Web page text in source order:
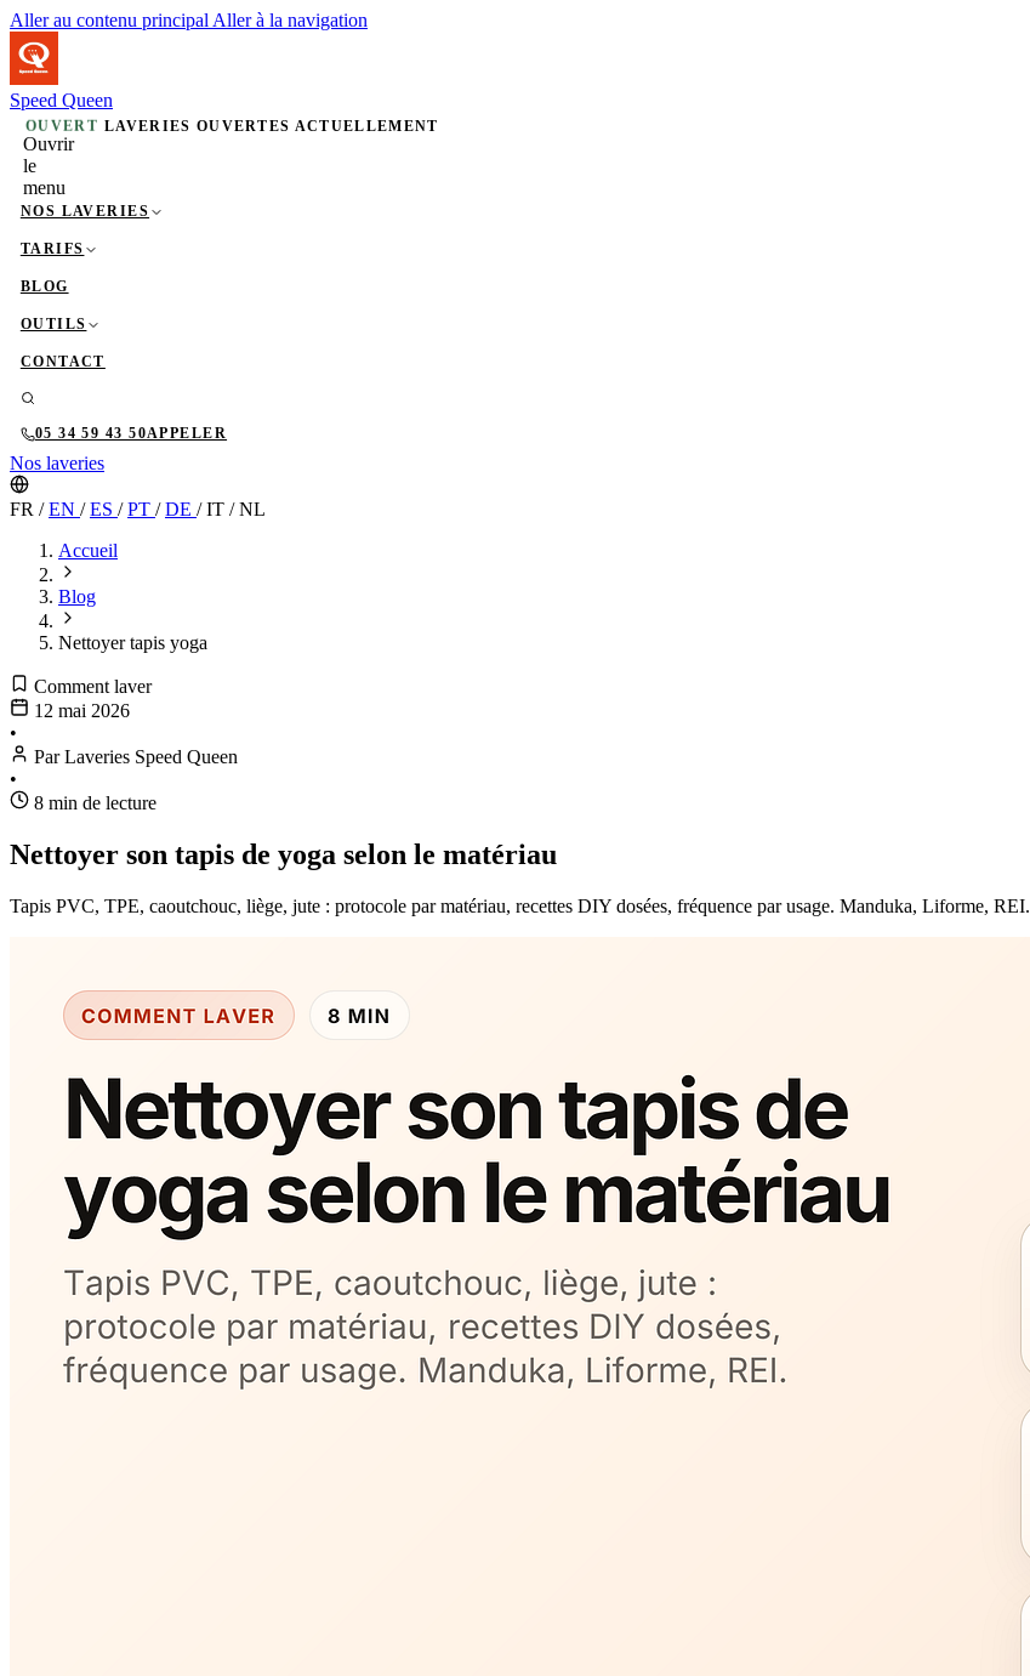
Aller au contenu principal Aller à la navigation
Speed Queen
OUVERT LAVERIES OUVERTES ACTUELLEMENT
Ouvrir
le
menu
NOS LAVERIES
TARIFS
BLOG
OUTILS
CONTACT
05 34 59 43 50APPELER
Nos laveries
FR /EN /ES /PT /DE /IT /NL
Accueil
Blog
Nettoyer tapis yoga
Comment laver
12 mai 2026
•
Par Laveries Speed Queen
•
8 min de lecture
Nettoyer son tapis de yoga selon le matériau
Tapis PVC, TPE, caoutchouc, liège, jute : protocole par matériau, recettes DIY dosées, fréquence par usage. Manduka, Liforme, REI.